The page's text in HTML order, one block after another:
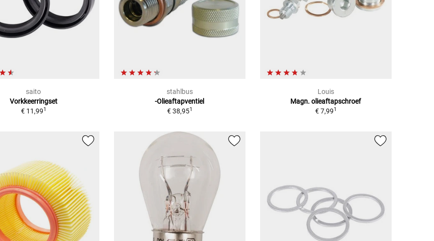
saito
Vorkkeerringset
€ 11,991
stahlbus
-Olieaftapventiel
€ 38,951
Louis
Magn. olieaftapschroef
€ 7,991